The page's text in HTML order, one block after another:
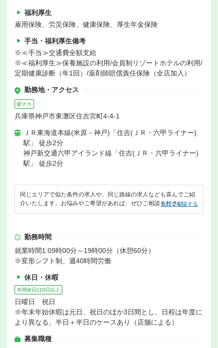
福利厚生
雇用保険、労災保険、健康保険、厚生年金保険
手当・福利厚生備考
※≪手当≫交通費全額支給
※≪福利厚生≫保養施設の利用/会員制リゾートホテルの利用/
定期健康診断（年1回）/薬剤師賠償責任保険（全店加入）
勤務地・アクセス
駅チカ
兵庫県神戸市東灘区住吉宮町4-4-1
ＪＲ東海道本線(米原－神戸)「住吉(ＪＲ・六甲ライナー)
駅」 徒歩2分
神戸新交通六甲アイランド線「住吉(ＪＲ・六甲ライナー)
駅」 徒歩2分
同じエリアで似た条件の求人や、同じ路線の求人なども喜んでご紹
介いたします。お悩みやご希望があれば、ぜひご相談ください。
無料で相談する
勤務時間
就業時間1:09時00分～19時00分（休憩60分）
※変形シフト制、週40時間労働
休日・休暇
年間休日120日以上
日曜日 祝日
※年末年始休暇は元日、祝日のほか3日間とし、日程は年度に
より異なる。半日＋半日のケースあり（店舗による）
募集職種